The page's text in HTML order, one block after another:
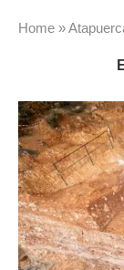
Home »